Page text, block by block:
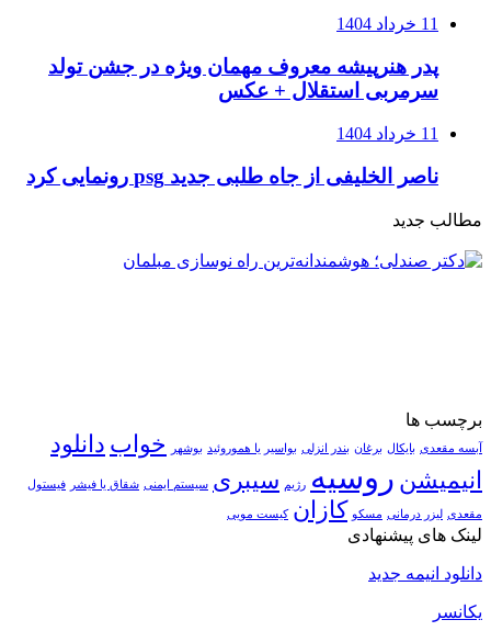
11 خرداد 1404
پدر هنرپیشه معروف مهمان ویژه در جشن تولد
سرمربی استقلال + عکس
11 خرداد 1404
ناصر الخلیفی از جاه طلبی جدید psg رونمایی کرد
مطالب جدید
برچسب ها
آبسه مقعدی بایکال برغان بندر انزلی بواسیر یا هموروئید بوشهر خواب دانلود
انیمیشن روسیه رژیم سیبری سیستم ایمنی شقاق یا فیشر فیستول
مقعدی لیزر درمانی مسکو کازان کیست مویی
لینک های پیشنهادی
دانلود انیمه جدید
یکانسر